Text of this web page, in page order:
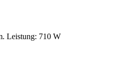
Leistung: 710 W